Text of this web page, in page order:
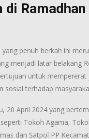
penuh berkah ini
menjadi latar belakang
untuk
terhadap
20 April 2024 yang
Tokoh Agama,
dan Satpol PP